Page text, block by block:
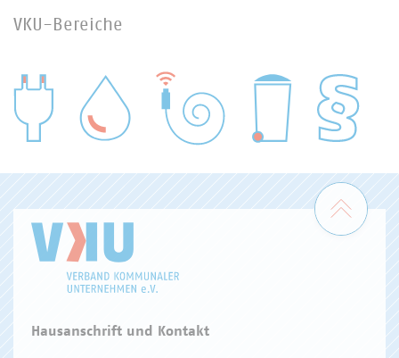
VKU-Bereiche
WASSER/ABWASSER
Zum
Hausanschrift und Kontakt